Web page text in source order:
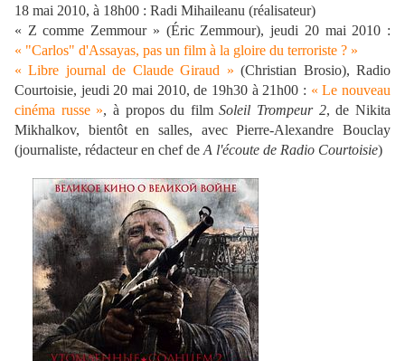
18 mai 2010, à 18h00 : Radi Mihaileanu (réalisateur)
« Z comme Zemmour » (Éric Zemmour), jeudi 20 mai 2010 :
« "Carlos" d'Assayas, pas un film à la gloire du terroriste ? »
« Libre journal de Claude Giraud » (Christian Brosio), Radio
Courtoisie, jeudi 20 mai 2010, de 19h30 à 21h00 : « Le nouveau
cinéma russe », à propos du filmSoleil Trompeur 2, de Nikita
Mikhalkov, bientôt en salles, avec Pierre-Alexandre Bouclay
(journaliste, rédacteur en chef de A l'écoute de Radio Courtoisie)